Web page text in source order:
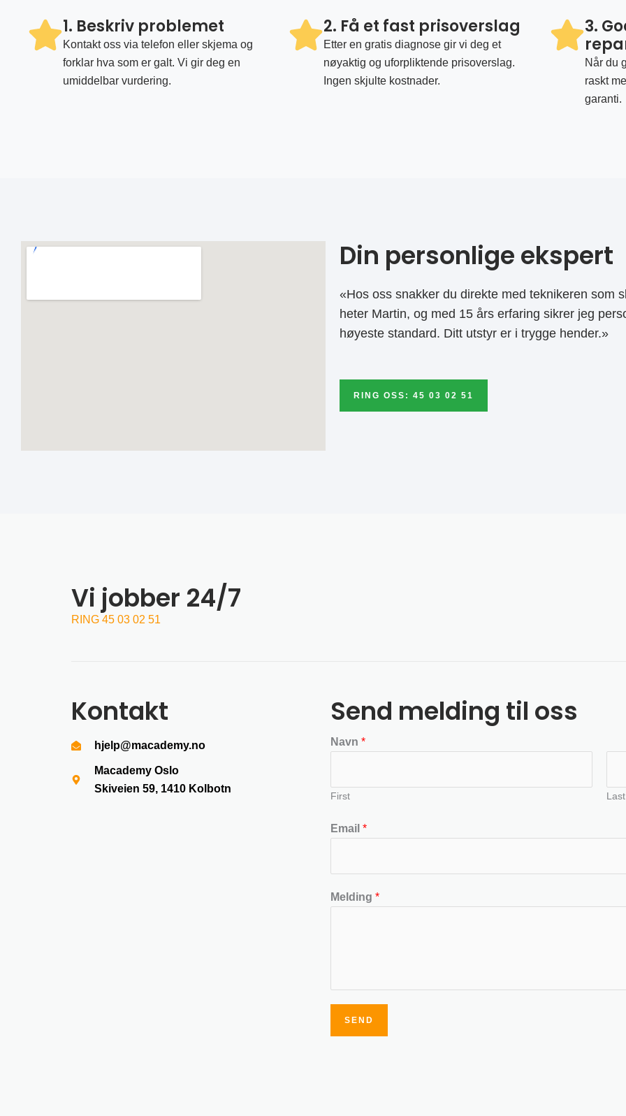
1. Beskriv problemet
Kontakt oss via telefon eller skjema og
forklar hva som er galt. Vi gir deg en
umiddelbar vurdering.
2. Få et fast prisoverslag
Etter en gratis diagnose gir vi deg et
nøyaktig og uforpliktende prisoverslag.
Ingen skjulte kostnader.
3.
Når du
raskt
garanti.
Din personlige ekspert
«Hos oss snakker du direkte med teknikeren som
heter Martin, og med 15 års erfaring sikrer jeg
høyeste standard. Ditt utstyr er i trygge hender.»
RING OSS: 45 03 02 51
Vi jobber 24/7
RING 45 03 02 51
Kontakt
hjelp@macademy.no
Macademy Oslo
Skiveien 59, 1410 Kolbotn
Send melding til oss
Navn*
First Last
Email*
Melding*
SEND